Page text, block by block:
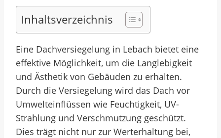
Inhaltsverzeichnis
Eine Dachversiegelung in Lebach bietet eine
effektive Möglichkeit, um die Langlebigkeit
und Ästhetik von Gebäuden zu erhalten.
Durch die Versiegelung wird das Dach vor
Umwelteinflüssen wie Feuchtigkeit, UV-
Strahlung und Verschmutzung geschützt.
Dies trägt nicht nur zur Werterhaltung bei,